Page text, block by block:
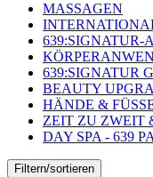
MASSAGEN
639:SIGNATUR-
639:SIGNATUR
BEAUTY
HÄNDE &
ZEIT ZU ZWEIT
DAY SPA - 639
Filtern/sortieren